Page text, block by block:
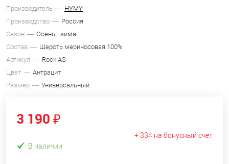
Производитель
HYMY
Производство
Россия
Сезон
Осень - зима
Состав
Шерсть мериносовая 100%
Артикул
Rock AS
Цвет
Антрацит
Размер
Универсальный
3 190 ₽
+ 334 на бонусный счет
В наличии